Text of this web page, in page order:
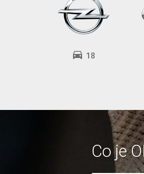
directions_car 18
Co je